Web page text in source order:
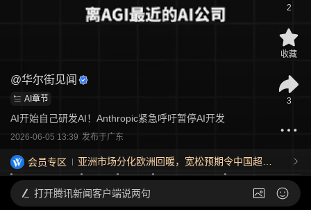
@华尔街见闻
AI章节
AI开始自己研发AI！Anthropic紧急呼吁暂停AI开发
2026-06-05 13:39 发布于广东
会员专区
亚洲市场分化欧洲回暖，宽松预期令中国超长
债收益率下行，韩国估值重估调整非金融危机--
-0806宏观脱水
2
收藏
3
打开腾讯新闻客户端说两句